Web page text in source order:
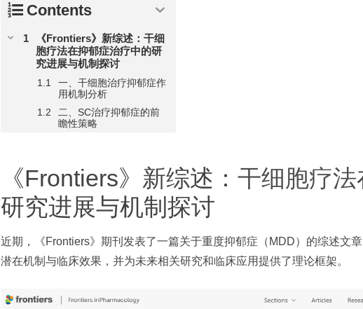
Contents
《Frontiers》新综述：干细
胞疗法在抑郁症治疗中的研
究进展与机制探讨
一、干细胞治疗抑郁症作
用机制分析
二、SC治疗抑郁症的前
瞻性策略
《Frontiers》新综述： 干细胞疗法
研究进展与机制探讨
近期，《Frontiers》期刊发表了一篇关于重度抑郁症（MDD）的综述文
潜在机制与临床效果，并为未来相关研究和临床应用提供了理论框架。